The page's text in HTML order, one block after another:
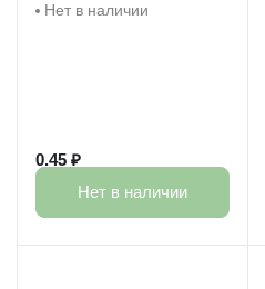
Нет в наличии
0.45 ₽
Нет в наличии